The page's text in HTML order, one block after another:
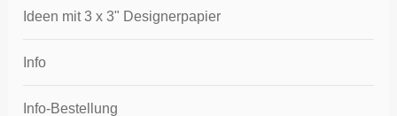
Ideen mit 3 x 3" Designerpapier
Info
Info-Bestellung